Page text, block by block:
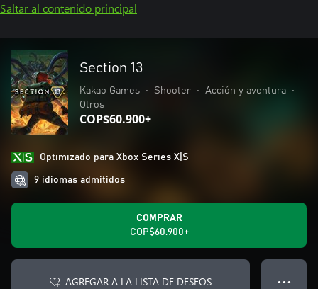
Saltar al contenido principal
Section 13
Kakao Games • Shooter • Acción y aventura
•
Otros
COP$60.900+
Optimizado para Xbox Series X|S
9 idiomas admitidos
COMPRAR
COP$60.900+
AGREGAR A LA LISTA DE DESEOS ● ● ●